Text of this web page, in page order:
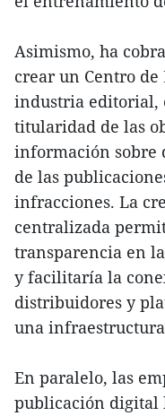
Asimismo, ha
crear un Centro
industria editorial,
titularidad de las
información sobre
de las
infracciones. La
centralizada
transparencia en
y facilitaría la
distribuidores y
una
En paralelo, las
publicación digital